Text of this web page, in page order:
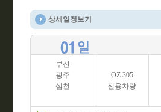
상세일정보기
부산
광주
심천
OZ 305
전용차량